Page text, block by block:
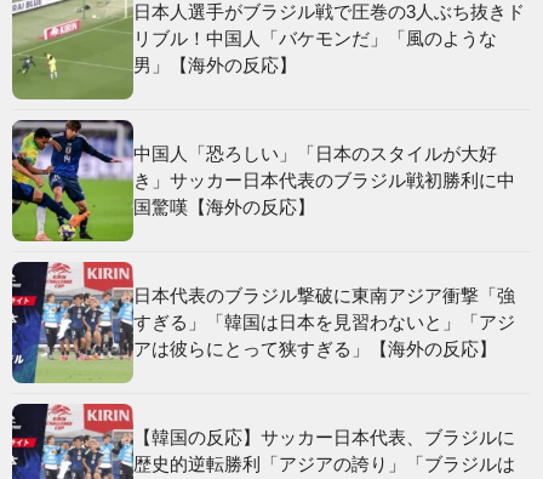
日本人選手がブラジル戦で圧巻の3人ぶち抜きド
リブル！中国人「バケモンだ」「風のような
男」【海外の反応】
中国人「恐ろしい」「日本のスタイルが大好
き」サッカー日本代表のブラジル戦初勝利に中
国驚嘆【海外の反応】
日本代表のブラジル撃破に東南アジア衝撃「強
すぎる」「韓国は日本を見習わないと」「アジ
アは彼らにとって狭すぎる」【海外の反応】
【韓国の反応】サッカー日本代表、ブラジルに
歴史的逆転勝利「アジアの誇り」「ブラジルは